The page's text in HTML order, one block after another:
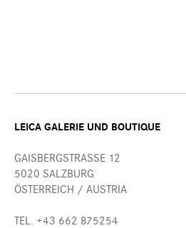
LEICA GALERIE UND BOUTIQUE
GAISBERGSTRASSE 12
5020 SALZBURG
ÖSTERREICH / AUSTRIA
TEL. +43 662 875254